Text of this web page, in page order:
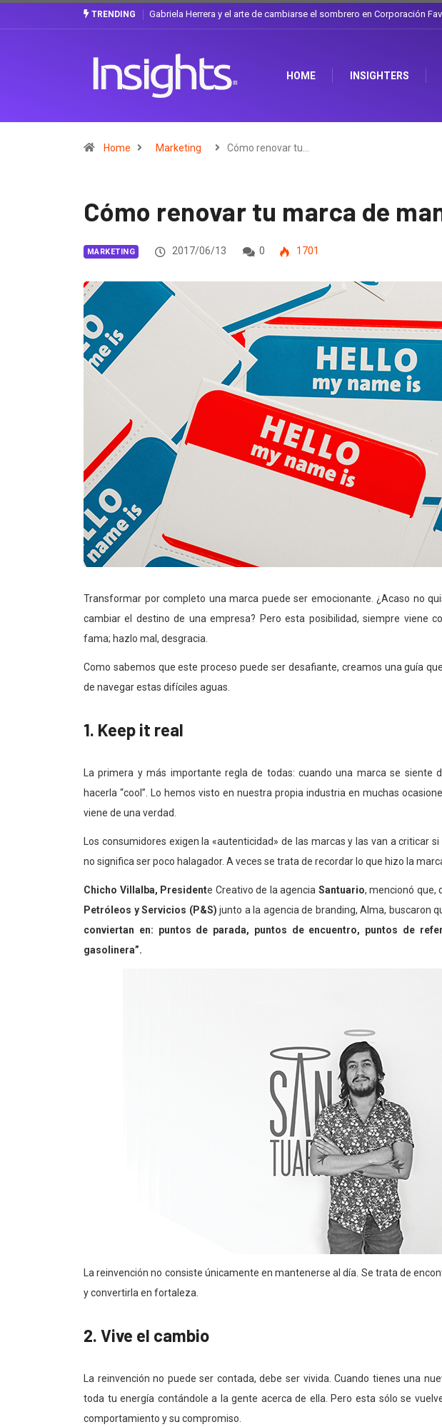
TRENDING ¿Cambiar de agencia mejora una marca? La discusión que atraviesa a
HOME INSIGHTERS
Home Marketing Cómo renovar tu…
Cómo renovar tu marca de
MARKETING 2017/06/13 0 1701
Transformar por completo una marca puede ser emocionante. ¿Acaso no
cambiar el destino de una empresa? Pero esta posibilidad, siempre viene
fama; hazlo mal, desgracia.
Como sabemos que este proceso puede ser desafiante, creamos una guía
de navegar estas difíciles aguas.
1. Keep it real
La primera y más importante regla de todas: cuando una marca se siente
hacerla “cool”. Lo hemos visto en nuestra propia industria en muchas
viene de una verdad.
Los consumidores exigen la «autenticidad» de las marcas y las van a criticar
no significa ser poco halagador. A veces se trata de recordar lo que hizo la
Chicho Villalba, Presidente Creativo de la agencia Santuario, mencionó que,
Petróleos y Servicios (P&S) junto a la agencia de branding, Alma, buscaron
conviertan en: puntos de parada, puntos de encuentro, puntos de
gasolinera”.
La reinvención no consiste únicamente en mantenerse al día. Se trata de
y convertirla en fortaleza.
2. Vive el cambio
La reinvención no puede ser contada, debe ser vivida. Cuando tienes una
toda tu energía contándole a la gente acerca de ella. Pero esta sólo se
comportamiento y su compromiso.